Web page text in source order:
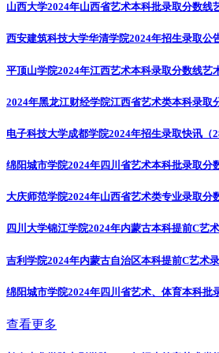
山西大学2024年山西省艺术本科批录取分数线
西安建筑科技大学华清学院2024年招生录取
平顶山学院2024年江西艺术本科录取分数线艺
2024年黑龙江财经学院江西省艺术类本科录取
电子科技大学成都学院2024年招生录取快讯
绵阳城市学院2024年四川省艺术本科批录取分
大庆师范学院2024年山西省艺术类专业录取分
四川大学锦江学院2024年内蒙古本科提前C艺
吉利学院2024年内蒙古自治区本科提前C艺术
绵阳城市学院2024年四川省艺术、体育本科批
查看更多